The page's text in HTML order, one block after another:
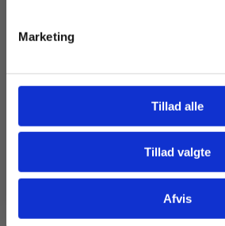
Marketing
Tillad alle
Tillad valgte
Afvis
Engangsbog
Bodil Jeppesen Grethe Maribo
75,00 KR.
Gå til praxisOnline